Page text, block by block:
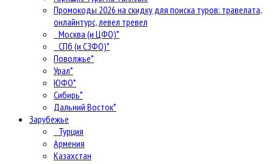
Промокоды 2026 на скидку для поиска туров: травелата,
онлайнтурс, левел тревел
Москва (и ЦФО)*
СПб (и СЗФО)*
Поволжье*
Урал*
ЮФО*
Сибирь*
Дальний Восток*
Зарубежье
Турция
Армения
Казахстан